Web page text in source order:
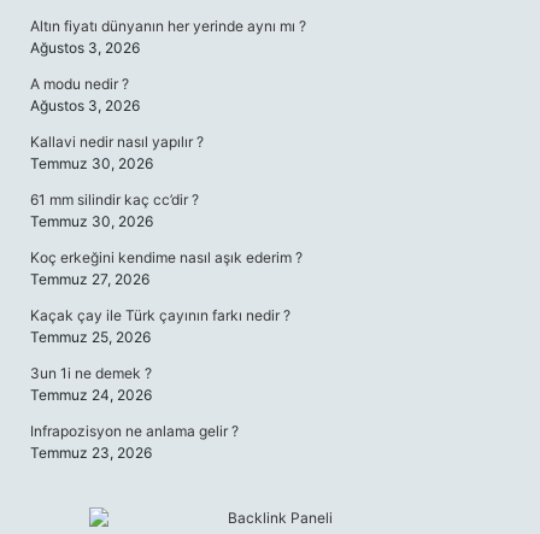
Altın fiyatı dünyanın her yerinde aynı mı ?
Ağustos 3, 2026
A modu nedir ?
Ağustos 3, 2026
Kallavi nedir nasıl yapılır ?
Temmuz 30, 2026
61 mm silindir kaç cc’dir ?
Temmuz 30, 2026
Koç erkeğini kendime nasıl aşık ederim ?
Temmuz 27, 2026
Kaçak çay ile Türk çayının farkı nedir ?
Temmuz 25, 2026
3un 1i ne demek ?
Temmuz 24, 2026
Infrapozisyon ne anlama gelir ?
Temmuz 23, 2026